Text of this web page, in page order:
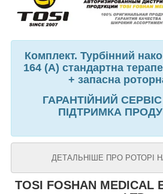
Комплект. Турбінний
164 (A) стандартна
+ запасна
ГАРАНТІЙНИЙ СЕРВІС
ПІДТРИМКА
ДЕТАЛЬНІШЕ ПРО РОТОРІ
TOSI FOSHAN MEDICAL